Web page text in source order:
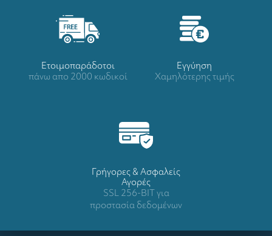
Ετοιμοπαράδοτοι
πάνω απο 2000 κωδικοί
Eγγύηση
Χαμηλότερης τιμής
Γρήγορες & Ασφαλείς
Αγορές
SSL 256-BIT για
προστασία δεδομένων